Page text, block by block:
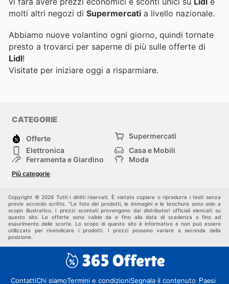
molti altri negozi di Supermercati a livello nazionale.
Abbiamo nuove volantino ogni giorno, quindi tornate
presto a trovarci per saperne di più sulle offerte di
Lidl!
Visitate per iniziare oggi a risparmiare.
CATEGORIE
Offerte
Supermercati
Elettronica
Casa e Mobili
Ferramenta e Giardino
Moda
Bambini e Neonati
Più categorie
Copyright © 2026 Tutti i diritti riservati. È vietato copiare o riprodurre i testi senza
previo accordo scritto. "Le foto dei prodotti, le immagini e le brochure sono solo a
scopo illustrativo. I prezzi scontati provengono dai distributori ufficiali elencati su
questo sito. Le offerte sono valide da e fino alla data di scadenza o fino ad
esaurimento delle scorte. Lo scopo di questo sito è informativo e non può essere
utilizzato per rivendicare i prodotti. I prezzi possono variare a seconda della
posizione.
ContattiChi siamoTermini e condizioniSegnala il contenuto Paesi